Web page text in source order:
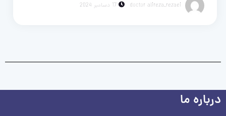
doctor alireza_rezaei 17 دسامبر 2024
درباره ما